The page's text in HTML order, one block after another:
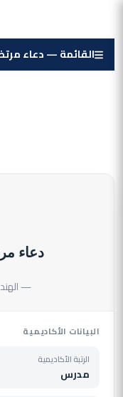
القائمة — دعاء
دعاء
—
البيانات الأكاديمية
الرتبة الأكاديمية
مدرس